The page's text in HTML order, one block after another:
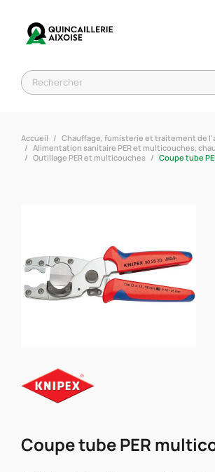
Accueil
Chauffage, fumisterie et traitement de
Alimentation sanitaire PER et multicouches,
Outillage PER et multicouches
Coupe tube
Coupe tube PER